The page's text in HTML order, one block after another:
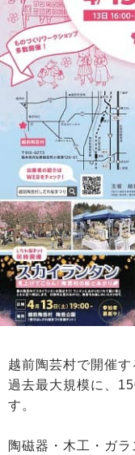
越前陶芸村で開催す
過去最大規模に、
す。
陶磁器・木工・ガ